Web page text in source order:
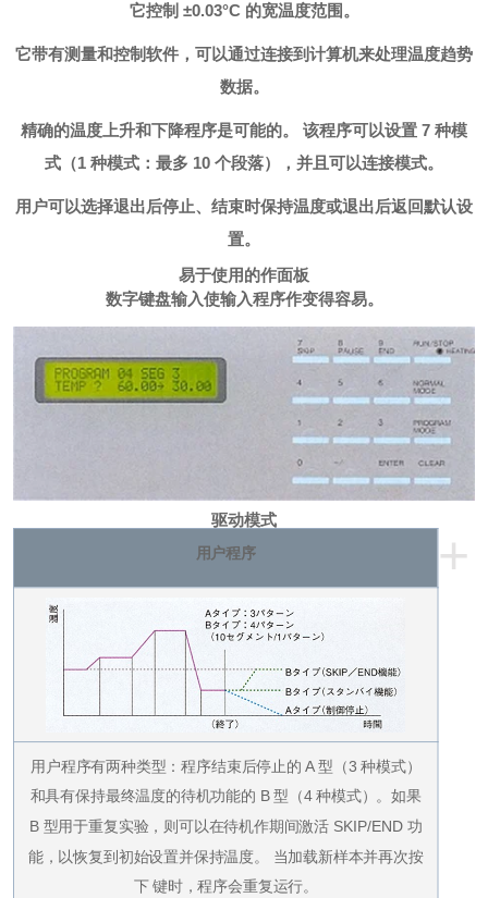
它控制 ±0.03°C 的宽温度范围。
它带有测量和控制软件，可以通过连接到计算机来处理温度趋势
数据。
精确的温度上升和下降程序是可能的。 该程序可以设置 7 种模
式（1 种模式：最多 10 个段落），并且可以连接模式。
用户可以选择退出后停止、结束时保持温度或退出后返回默认设
置。
易于使用的作面板
数字键盘输入使输入程序作变得容易。
驱动模式
+
用户程序
用户程序有两种类型：程序结束后停止的 A 型（3 种模式）
和具有保持最终温度的待机功能的 B 型（4 种模式）。如果
B 型用于重复实验，则可以在待机作期间激活 SKIP/END 功
能，以恢复到初始设置并保持温度。 当加载新样本并再次按
下 键时，程序会重复运行。